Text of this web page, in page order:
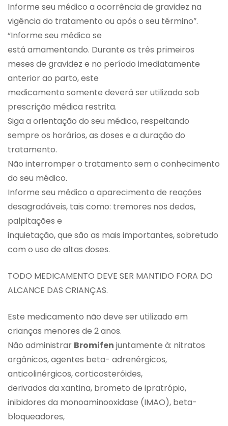
Informe seu médico a ocorrência de gravidez na
vigência do tratamento ou após o seu término”.
“Informe seu médico se
está amamentando. Durante os três primeiros
meses de gravidez e no período imediatamente
anterior ao parto, este
medicamento somente deverá ser utilizado sob
prescrição médica restrita.
Siga a orientação do seu médico, respeitando
sempre os horários, as doses e a duração do
tratamento.
Não interromper o tratamento sem o conhecimento
do seu médico.
Informe seu médico o aparecimento de reações
desagradáveis, tais como: tremores nos dedos,
palpitações e
inquietação, que são as mais importantes, sobretudo
com o uso de altas doses.
TODO MEDICAMENTO DEVE SER MANTIDO FORA DO
ALCANCE DAS CRIANÇAS.
Este medicamento não deve ser utilizado em
crianças menores de 2 anos.
Não administrar Bromifen juntamente à: nitratos
orgânicos, agentes beta- adrenérgicos,
anticolinérgicos, corticosteróides,
derivados da xantina, brometo de ipratrópio,
inibidores da monoaminooxidase (IMAO), beta-
bloqueadores,